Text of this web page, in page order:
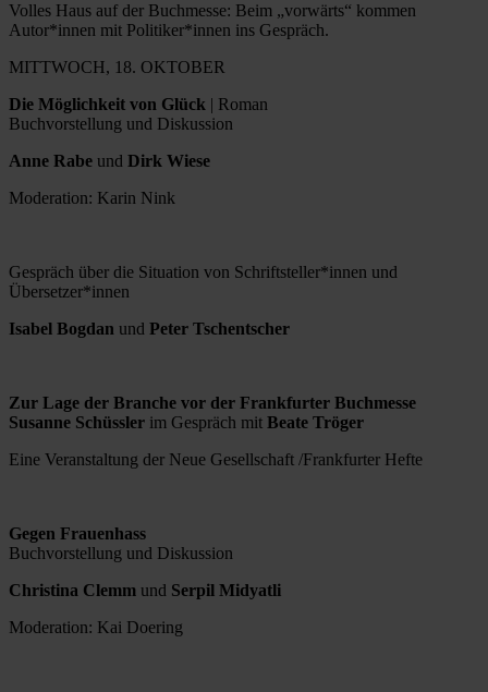
Volles Haus auf der Buchmesse: Beim „vorwärts“ kommen
Autor*innen mit Politiker*innen ins Gespräch.
MITTWOCH, 18. OKTOBER
Die Möglichkeit von Glück | Roman
Buchvorstellung und Diskussion
Anne Rabe und Dirk Wiese
Moderation: Karin Nink
Gespräch über die Situation von Schriftsteller*innen und
Übersetzer*innen
Isabel Bogdan und Peter Tschentscher
Zur Lage der Branche vor der Frankfurter Buchmesse
Susanne Schüssler im Gespräch mit Beate Tröger
Eine Veranstaltung der Neue Gesellschaft /Frankfurter Hefte
Gegen Frauenhass
Buchvorstellung und Diskussion
Christina Clemm und Serpil Midyatli
Moderation: Kai Doering